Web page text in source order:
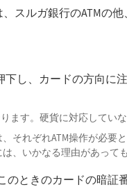
、スルガ銀行のATM
下し、カードの方向
ます。硬貨に対応してい
それぞれATM操作が必要
、いかなる理由があって
ときのカードの暗証